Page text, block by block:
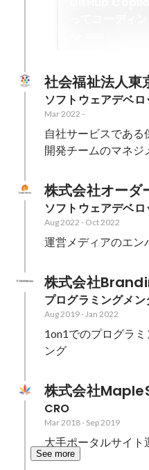
｜株式会社GIG
社会福祉法人東
ソフトウェアデベ
Mar 2022 -
自社サービスであ
開発チームのマネジ
株式会社オーダ
ソフトウェアデベ
Aug 2022 - Oct 2022
運営メディアのエン
株式会社
プログラミングメ
Aug 2019-Jan 2022
1on1でのプログラ
株式会社
CRO
Mar 2018- Sep 2019
大手ポータルサイト
See more